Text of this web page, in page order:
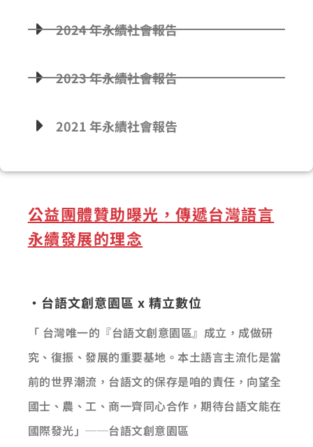
2024 年永續社會報告
2023 年永續社會報告
2021 年永續社會報告
公益團體贊助曝光，傳遞台灣語言
永續發展的理念
·台語文創意園區 x 精立數位
「 台灣唯一的『台語文創意園區』成立，成做研
究、復振、發展的重要基地。本土語言主流化是當
前的世界潮流，台語文的保存是咱的責任，向望全
國士、農、工、商一齊同心合作，期待台語文能在
國際發光」──台語文創意園區